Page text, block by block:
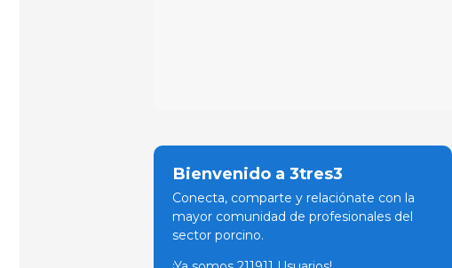
Bienvenido a 3tres3
Conecta, comparte y relaciónate con la
mayor comunidad de profesionales del
sector porcino.